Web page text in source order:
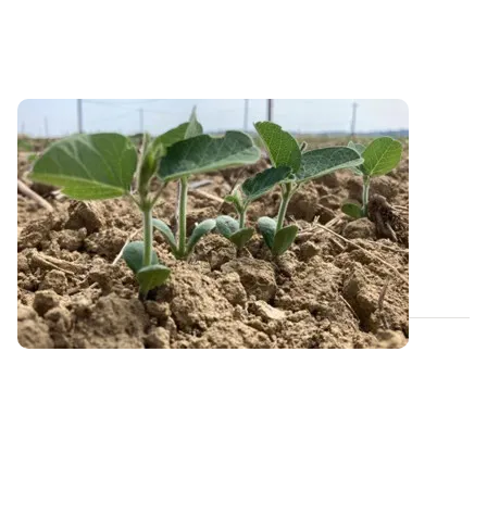
PROJET TERMINÉ
Vers un outil de diagnostic du stress lié au
phosphore sur soja
Actuellement, seules les graminées et les prairies
bénéficient d’outils de diagnostic...
23 MAI 2023